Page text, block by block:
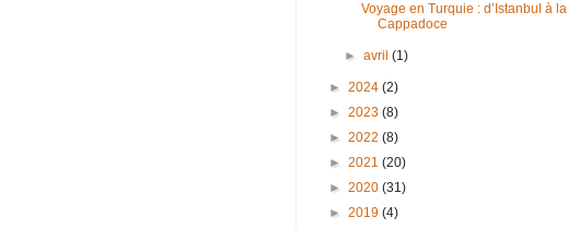
Voyage en Turquie : d’Istanbul à la
Cappadoce
►avril(1)
► 2024 (2)
► 2023 (8)
► 2022 (8)
► 2021 (20)
► 2020 (31)
► 2019 (4)